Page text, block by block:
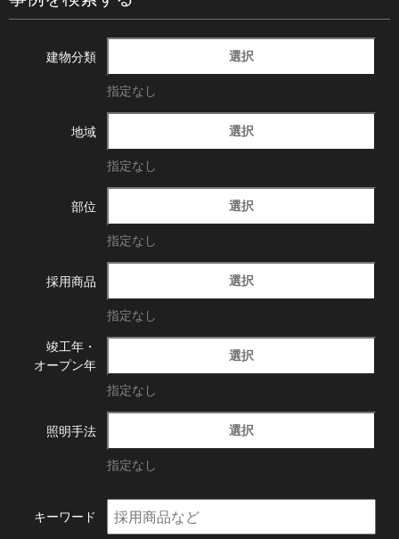
建物分類 選択
指定なし
地域 選択
指定なし
部位 選択
指定なし
採用商品 選択
指定なし
竣工年・
オープン年
選択
指定なし
照明手法 選択
指定なし
キーワード